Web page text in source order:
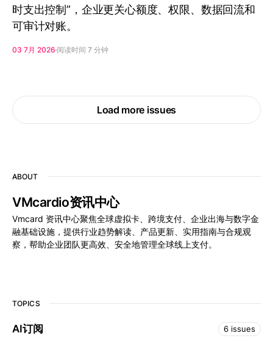
时支出控制”，企业更关心额度、权限、数据回流和
可审计对账。
03 7月 2026 阅读时间 7 分钟
Load more issues
ABOUT
VMcardio资讯中心
Vmcard 资讯中心聚焦全球虚拟卡、跨境支付、企业出海与数字金
融基础设施，提供行业趋势解读、产品更新、实用指南与合规观
察，帮助企业团队更高效、安全地管理全球线上支付。
TOPICS
AI订阅 6 issues